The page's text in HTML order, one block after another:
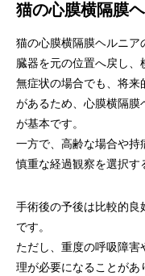
猫の心膜横隔膜
猫の心膜横隔膜ヘルニ
臓器を元の位置へ戻し、
無症状の場合でも、将来
があるため、心膜横隔膜
が基本です。
一方で、高齢な場合や持
慎重な経過観察を選択す
手術後の予後は比較的
です。
ただし、重度の呼吸障
理が必要になることがあ